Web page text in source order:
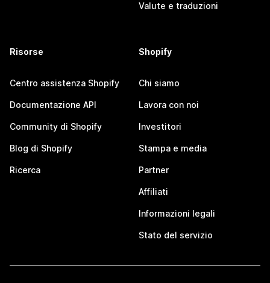
Valute e traduzioni
Risorse
Centro assistenza Shopify
Documentazione API
Community di Shopify
Blog di Shopify
Ricerca
Shopify
Chi siamo
Lavora con noi
Investitori
Stampa e media
Partner
Affiliati
Informazioni legali
Stato del servizio